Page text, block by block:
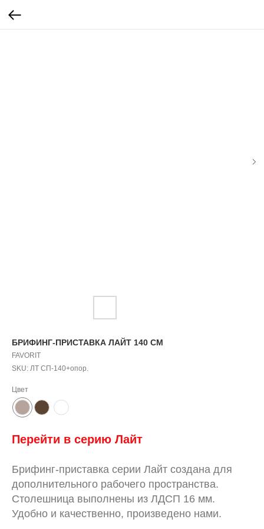
БРИФИНГ-ПРИСТАВКА ЛАЙТ 140 СМ
FAVORIT
SKU: ЛТ СП-140+опор.
Цвет
Перейти в серию Лайт
Брифинг-приставка серии Лайт создана для
дополнительного рабочего пространства.
Столешница выполнены из ЛДСП 16 мм.
Удобно и качественно, произведено нами.